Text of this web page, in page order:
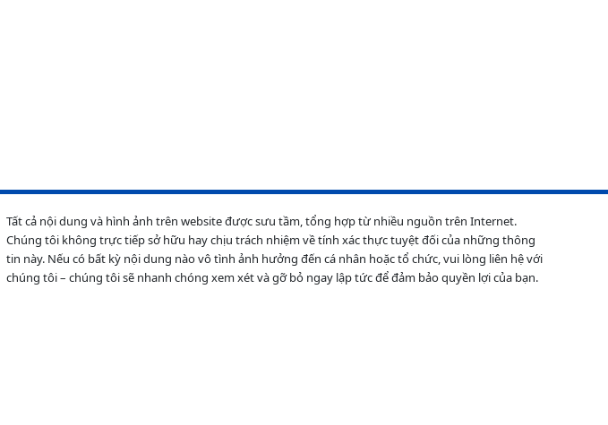
Tất cả nội dung và hình ảnh trên website được sưu tầm, tổng hợp từ nhiều nguồn trên Internet.
Chúng tôi không trực tiếp sở hữu hay chịu trách nhiệm về tính xác thực tuyệt đối của những thông
tin này. Nếu có bất kỳ nội dung nào vô tình ảnh hưởng đến cá nhân hoặc tổ chức, vui lòng liên hệ với
chúng tôi – chúng tôi sẽ nhanh chóng xem xét và gỡ bỏ ngay lập tức để đảm bảo quyền lợi của bạn.